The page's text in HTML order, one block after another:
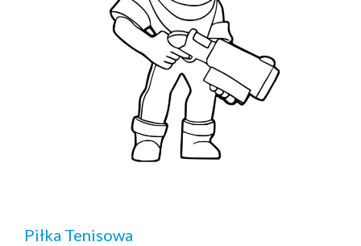
Piłka Tenisowa